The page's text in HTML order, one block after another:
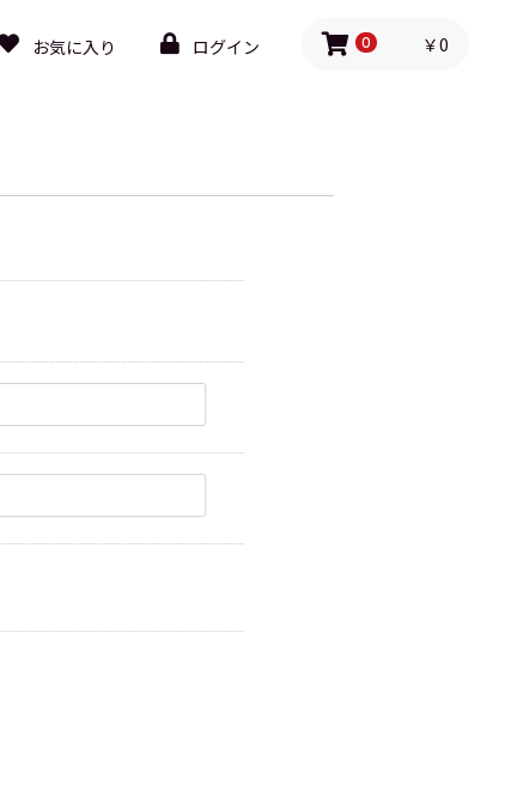
お気に入り ログイン 0 ￥0